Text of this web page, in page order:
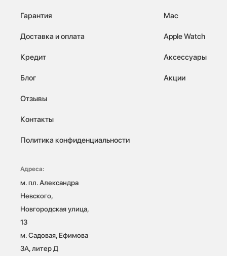
Гарантия
Доставка и оплата
Кредит
Блог
Отзывы
Контакты
Политика конфиденциальности
Mac
Apple Watch
Аксессуары
Акции
Адреса:
м. пл. Александра
Невского,
Новгородская улица,
13
м. Садовая, Ефимова
3А, литер Д